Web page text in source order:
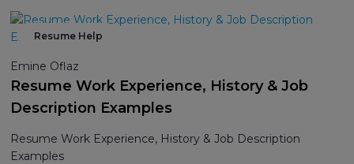
Resume Help
Emine Oflaz
Resume Work Experience, History & Job
Description Examples
Resume Work Experience, History & Job Description
Examples